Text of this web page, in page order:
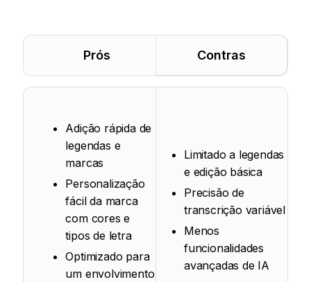
Prós Contras
Adição rápida de
legendas e
marcas
Personalização
fácil da marca
com cores e
tipos de letra
Optimizado para
um envolvimento
Limitado a legendas
e edição básica
Precisão de
transcrição variável
Menos
funcionalidades
avançadas de IA